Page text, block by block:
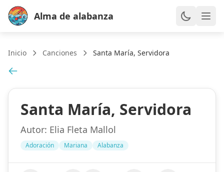
Alma de alabanza
Inicio Canciones Santa María, Servidora
Santa María, Servidora
Autor: Elia Fleta Mallol
Adoración Mariana Alabanza